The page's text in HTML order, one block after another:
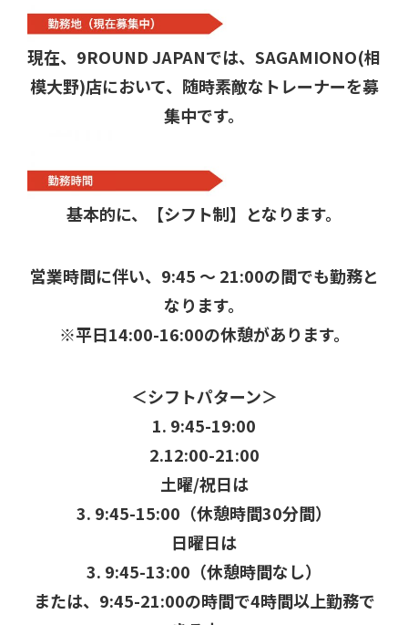
現在、9ROUND JAPANでは、SAGAMIONO(相
模大野)店において、随時素敵なトレーナーを募
集中です。
基本的に、【シフト制】となります。
営業時間に伴い、9:45 ～ 21:00の間でも勤務と
なります。
※平日14:00-16:00の休憩があります。
＜シフトパターン＞
1. 9:45-19:00
2.12:00-21:00
土曜/祝日は
3. 9:45-15:00（休憩時間30分間）
日曜日は
3. 9:45-13:00（休憩時間なし）
または、9:45-21:00の時間で4時間以上勤務で